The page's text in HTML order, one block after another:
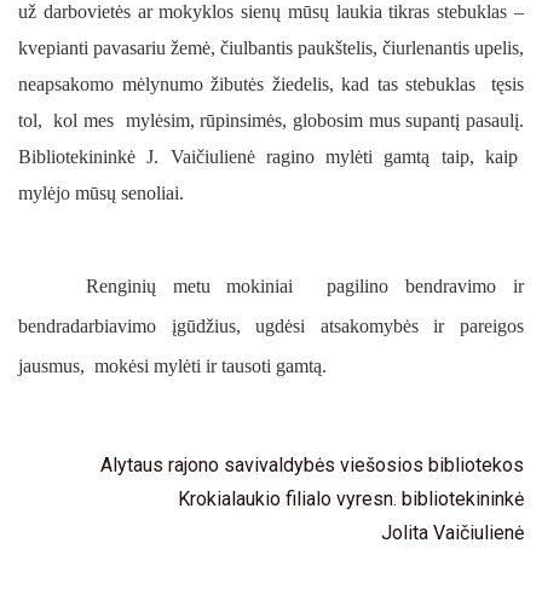
už darbovietės ar mokyklos sienų mūsų laukia tikras stebuklas –
kvepianti pavasariu žemė, čiulbantis paukštelis, čiurlenantis upelis,
neapsakomo mėlynumo žibutės žiedelis, kad tas stebuklas tęsis
tol, kol mes mylėsim, rūpinsimės, globosim mus supantį pasaulį.
Bibliotekininkė J. Vaičiulienė ragino mylėti gamtą taip, kaip
mylėjo mūsų senoliai.
Renginių metu mokiniai pagilino bendravimo ir
bendradarbiavimo įgūdžius, ugdėsi atsakomybės ir pareigos
jausmus, mokėsi mylėti ir tausoti gamtą.
Alytaus rajono savivaldybės viešosios bibliotekos
Krokialaukio filialo vyresn. bibliotekininkė
Jolita Vaičiulienė